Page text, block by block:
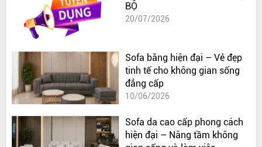
BỘ
20/07/2026
Sofa băng hiện đại – Vẻ đẹp
tinh tế cho không gian sống
đẳng cấp
10/06/2026
Sofa da cao cấp phong cách
hiện đại – Nâng tầm không